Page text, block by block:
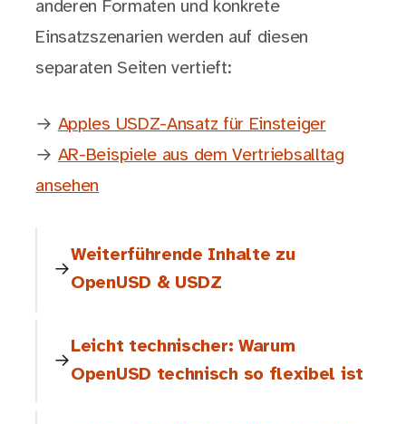
anderen Formaten und konkrete
Einsatzszenarien werden auf diesen
separaten Seiten vertieft:
→ Apples USDZ-Ansatz für Einsteiger
→ AR-Beispiele aus dem Vertriebsalltag
ansehen
Weiterführende Inhalte zu
OpenUSD & USDZ
Leicht technischer: Warum
OpenUSD technisch so flexibel ist